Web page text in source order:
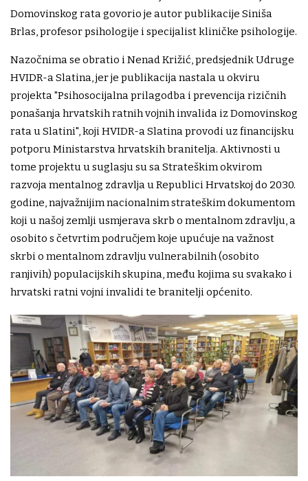
Domovinskog rata govorio je autor publikacije Siniša
Brlas, profesor psihologije i specijalist kliničke psihologije.
Nazočnima se obratio i Nenad Križić, predsjednik Udruge
HVIDR-a Slatina, jer je publikacija nastala u okviru
projekta "Psihosocijalna prilagodba i prevencija rizičnih
ponašanja hrvatskih ratnih vojnih invalida iz Domovinskog
rata u Slatini", koji HVIDR-a Slatina provodi uz financijsku
potporu Ministarstva hrvatskih branitelja. Aktivnosti u
tome projektu u suglasju su sa Strateškim okvirom
razvoja mentalnog zdravlja u Republici Hrvatskoj do 2030.
godine, najvažnijim nacionalnim strateškim dokumentom
koji u našoj zemlji usmjerava skrb o mentalnom zdravlju, a
osobito s četvrtim područjem koje upućuje na važnost
skrbi o mentalnom zdravlju vulnerabilnih (osobito
ranjivih) populacijskih skupina, među kojima su svakako i
hrvatski ratni vojni invalidi te branitelji općenito.